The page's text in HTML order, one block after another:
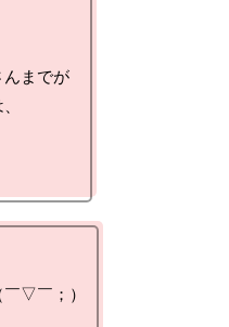
んまでが
▽￣；）